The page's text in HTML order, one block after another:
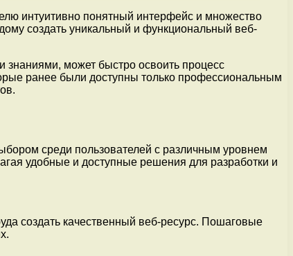
интуитивно понятный интерфейс и множество
создать уникальный и функциональный веб-
знаниями, может быстро освоить процесс
ранее были доступны только профессиональным
среди пользователей с различным уровнем
удобные и доступные решения для разработки и
создать качественный веб-ресурс. Пошаговые